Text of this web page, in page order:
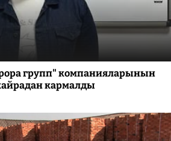
групп" компанияларынын
кармалды